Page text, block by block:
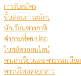
การรับสมัคร
ขั้นตอนการสมัคร
นักเรียนต่างชาติ
คําถามที่พบบ่อย
ใบสมัครออนไลน์
ค่าเล่าเรียนและค่าธรรมเนียม
ดาวน์โหลดเอกสาร